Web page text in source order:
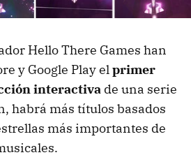
Hello There Games han
y Google Play elprimer
interactiva de una serie
habrá más títulos basados
más importantes de